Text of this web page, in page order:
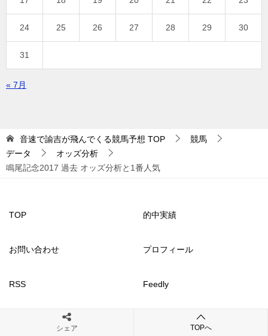
24 25 26 27 28 29 30
31
« 7月
音速で諭吉が飛んでくる競馬予想 TOP
競馬
データ
オッズ分析
鳴尾記念2017 過去 オッズ分析と1番人気
TOP 的中実績
お問い合わせ プロフィール
RSS Feedly
© 2017 音速で諭吉が飛んでくる競馬予想
シェア TOPへ